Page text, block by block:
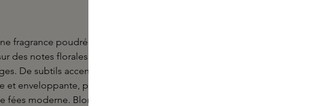
fragrance poudrée et sensuelle qui raconte
des notes florales douces qui rappellent un
De subtils accents gourmands et un musc
enveloppante, permettant au parfum de se
moderne. Blonde est une ode à